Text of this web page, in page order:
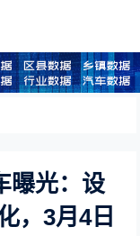
曝光：设
，3月4日